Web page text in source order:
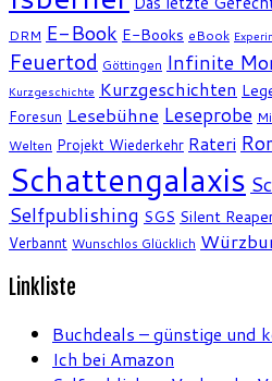
DRM E-Book E-Books eBook
Feuertod Göttingen Infinite
Kurzgeschichte Kurzgeschichten
Foresun Lesebühne Leseprobe
Welten Projekt Wiederkehr Rateri
Schattengalaxis
Selfpublishing SGS Silent
Verbannt Wunschlos Glücklich
Linkliste
Buchdeals – günstige und
Ich bei Amazon